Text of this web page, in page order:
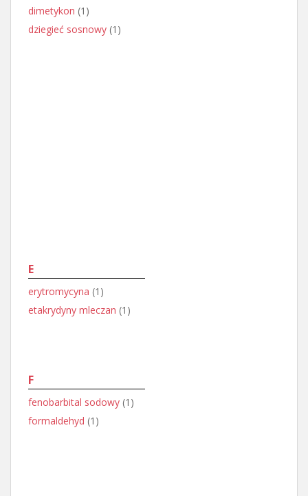
dimetykon (1)
dziegieć sosnowy (1)
E
erytromycyna (1)
etakrydyny mleczan (1)
F
fenobarbital sodowy (1)
formaldehyd (1)